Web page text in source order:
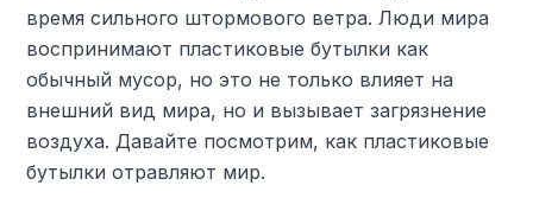
время сильного штормового ветра. Люди мира
воспринимают пластиковые бутылки как
обычный мусор, но это не только влияет на
внешний вид мира, но и вызывает загрязнение
воздуха. Давайте посмотрим, как пластиковые
бутылки отравляют мир.